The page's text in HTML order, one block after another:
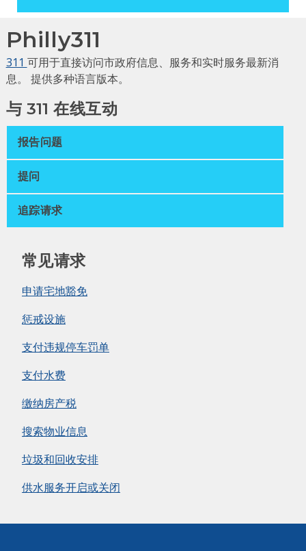
Philly311
311 可用于直接访问市政府信息、服务和实时服务最新消
息。 提供多种语言版本。
与 311 在线互动
报告问题
提问
追踪请求
常见请求
申请宅地豁免
惩戒设施
支付违规停车罚单
支付水费
缴纳房产税
搜索物业信息
垃圾和回收安排
供水服务开启或关闭